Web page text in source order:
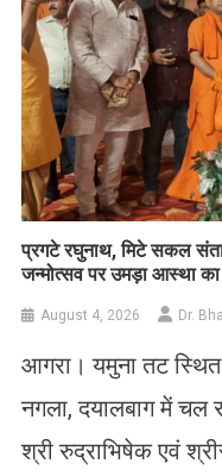
प्रगटे रघुनाथ, मिटे सकल
जन्मोत्सव पर उमड़ा आस्था
August 4, 2026 Dr.
आगरा। यमुना तट स्थित
नगला, दयालबाग में चल
श्री रुद्राभिषेक एवं